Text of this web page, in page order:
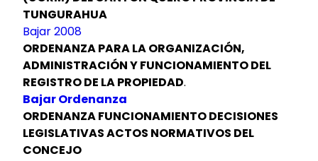
TUNGURAHUA
Bajar 2008
ORDENANZA PARA LA ORGANIZACIÓN,
ADMINISTRACIÓN Y FUNCIONAMIENTO DEL
REGISTRO DE LA PROPIEDAD.
Bajar Ordenanza
ORDENANZA FUNCIONAMIENTO DECISIONES
LEGISLATIVAS ACTOS NORMATIVOS DEL
CONCEJO